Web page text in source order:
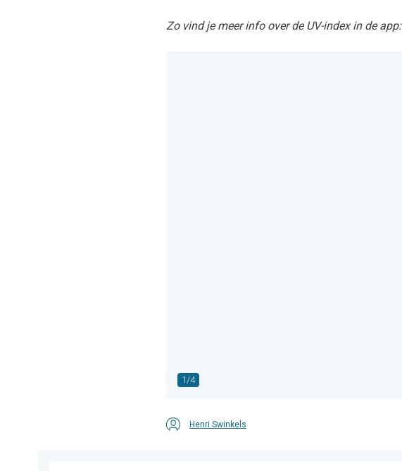
Zo vind je meer info over de UV-index in de app:
1/4
Henri Swinkels